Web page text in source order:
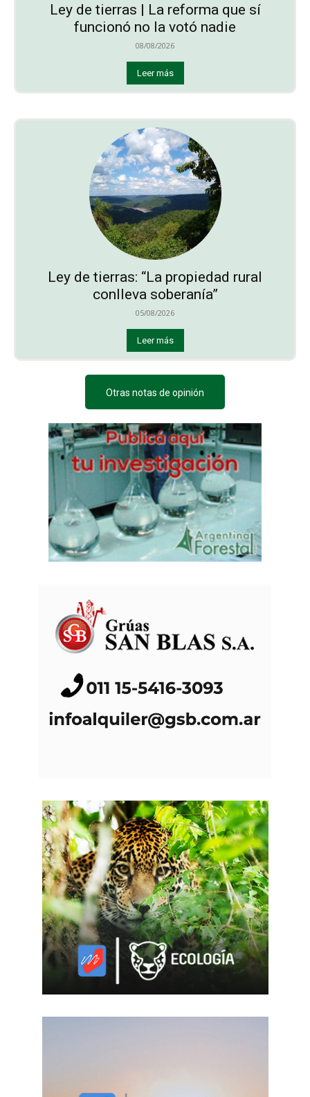
Ley de tierras | La reforma que sí
funcionó no la votó nadie
08/08/2026
Leer más
Ley de tierras: “La propiedad rural
conlleva soberanía”
05/08/2026
Leer más
Otras notas de opinión